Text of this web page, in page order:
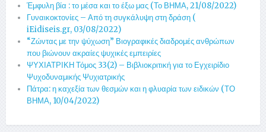
Έμφυλη βία : το μέσα και το έξω μας (Το ΒΗΜΑ, 21/08/2022)
Γυναικοκτονίες – Από τη συγκάλυψη στη δράση (
iEidiseis.gr, 03/08/2022)
“Ζώντας με την ψύχωση” Βιογραφικές διαδρομές ανθρώπων
που βιώνουν ακραίες ψυχικές εμπειρίες
ΨΥΧΙΑΤΡΙΚΗ Τόμος 33(2) – Βιβλιοκριτική για το Εγχειρίδιο
Ψυχοδυναμικής Ψυχιατρικής
Πάτρα: η καχεξία των θεσμών και η φλυαρία των ειδικών (ΤΟ
ΒΗΜΑ, 10/04/2022)